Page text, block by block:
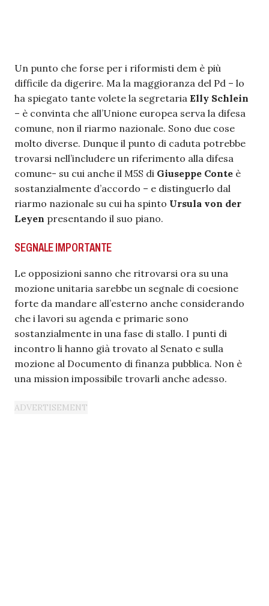
Un punto che forse per i riformisti dem è più
difficile da digerire. Ma la maggioranza del Pd – lo
ha spiegato tante volete la segretaria Elly Schlein
– è convinta che all’Unione europea serva la difesa
comune, non il riarmo nazionale. Sono due cose
molto diverse. Dunque il punto di caduta potrebbe
trovarsi nell’includere un riferimento alla difesa
comune- su cui anche il M5S di Giuseppe Conte è
sostanzialmente d’accordo – e distinguerlo dal
riarmo nazionale su cui ha spinto Ursula von der
Leyen presentando il suo piano.
SEGNALE IMPORTANTE
Le opposizioni sanno che ritrovarsi ora su una
mozione unitaria sarebbe un segnale di coesione
forte da mandare all’esterno anche considerando
che i lavori su agenda e primarie sono
sostanzialmente in una fase di stallo. I punti di
incontro li hanno già trovato al Senato e sulla
mozione al Documento di finanza pubblica. Non è
una mission impossibile trovarli anche adesso.